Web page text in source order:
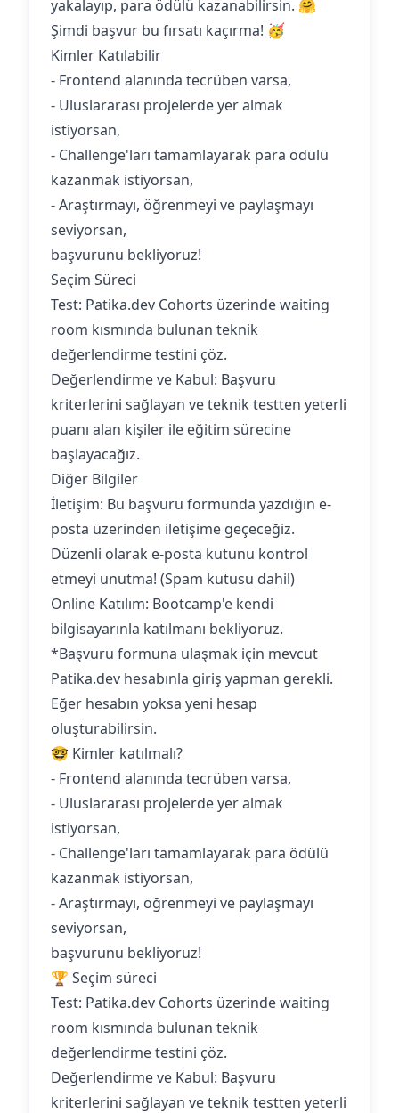
yakalayıp, para ödülü kazanabilirsin. 🤗
Şimdi başvur bu fırsatı kaçırma! 🥳
Kimler Katılabilir
- Frontend alanında tecrüben varsa,
- Uluslararası projelerde yer almak
istiyorsan,
- Challenge'ları tamamlayarak para ödülü
kazanmak istiyorsan,
- Araştırmayı, öğrenmeyi ve paylaşmayı
seviyorsan,
başvurunu bekliyoruz!
Seçim Süreci
Test: Patika.dev Cohorts üzerinde waiting
room kısmında bulunan teknik
değerlendirme testini çöz.
Değerlendirme ve Kabul: Başvuru
kriterlerini sağlayan ve teknik testten yeterli
puanı alan kişiler ile eğitim sürecine
başlayacağız.
Diğer Bilgiler
İletişim: Bu başvuru formunda yazdığın e-
posta üzerinden iletişime geçeceğiz.
Düzenli olarak e-posta kutunu kontrol
etmeyi unutma! (Spam kutusu dahil)
Online Katılım: Bootcamp'e kendi
bilgisayarınla katılmanı bekliyoruz.‍
*Başvuru formuna ulaşmak için mevcut
Patika.dev hesabınla giriş yapman gerekli.
Eğer hesabın yoksa yeni hesap
oluşturabilirsin.
🤓 Kimler katılmalı?
- Frontend alanında tecrüben varsa,
- Uluslararası projelerde yer almak
istiyorsan,
- Challenge'ları tamamlayarak para ödülü
kazanmak istiyorsan,
- Araştırmayı, öğrenmeyi ve paylaşmayı
seviyorsan,
başvurunu bekliyoruz!
🏆 Seçim süreci
Test: Patika.dev Cohorts üzerinde waiting
room kısmında bulunan teknik
değerlendirme testini çöz.
Değerlendirme ve Kabul: Başvuru
kriterlerini sağlayan ve teknik testten yeterli